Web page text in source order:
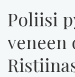
Poliisi
veneen